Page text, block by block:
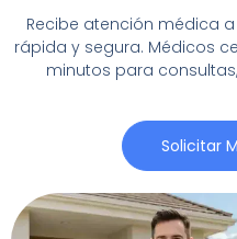
Recibe atención médica
rápida y segura. Médicos
minutos para
Solicitar